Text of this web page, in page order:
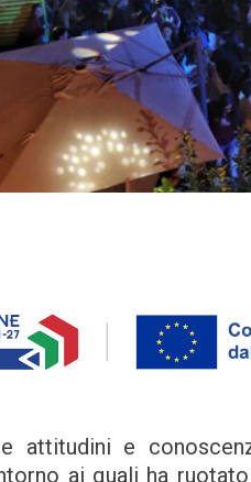
attitudini e
ai quali ha